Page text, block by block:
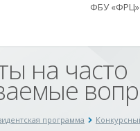
ФБУ «ФРЦ»
на часто
программа